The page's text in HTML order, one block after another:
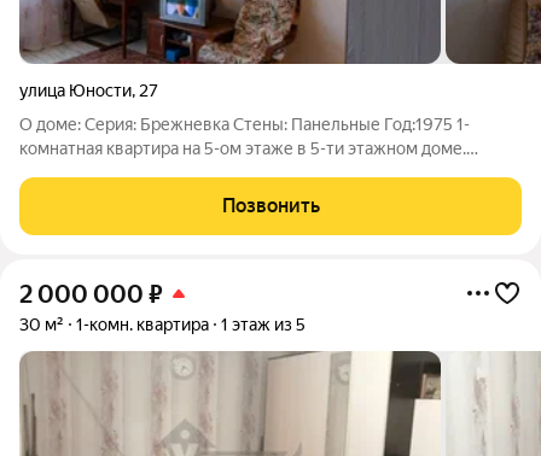
улица Юности, 27
О доме: Серия: Брежневка Стены: Панельные Год:1975 1-
кoмнатная квартира на 5-ом этaже в 5-ти этaжнoм дoме.
квартире сделан частичный ремонт. Окна пластиковые,
которые выходят во двор. Санузел
Позвонить
2 000 000 ₽
30 м² 1-комн. квартира 1 этаж из 5